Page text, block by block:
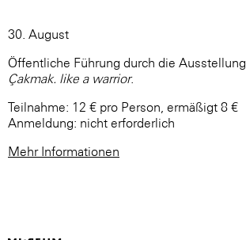
30. August
Öffentliche Führung durch die Ausstellung
Çakmak. like a warrior.
Teilnahme: 12 € pro Person, ermäßigt 8 €
Anmeldung: nicht erforderlich
Mehr Informationen